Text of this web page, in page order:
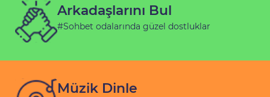
Arkadaşlarını Bul
#Sohbet odalarında güzel dostluklar
Müzik Dinle